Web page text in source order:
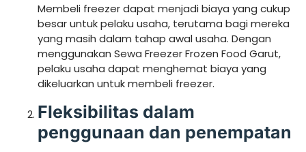
Membeli freezer dapat menjadi biaya yang cukup
besar untuk pelaku usaha, terutama bagi mereka
yang masih dalam tahap awal usaha. Dengan
menggunakan Sewa Freezer Frozen Food Garut,
pelaku usaha dapat menghemat biaya yang
dikeluarkan untuk membeli freezer.
Fleksibilitas dalam
penggunaan dan penempatan